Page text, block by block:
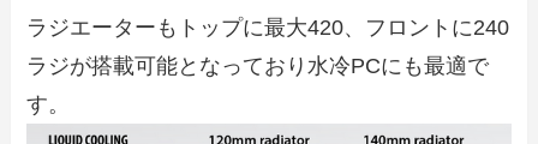
ラジエーターもトップに最大420、フロントに240
ラジが搭載可能となっており水冷PCにも最適で
す。